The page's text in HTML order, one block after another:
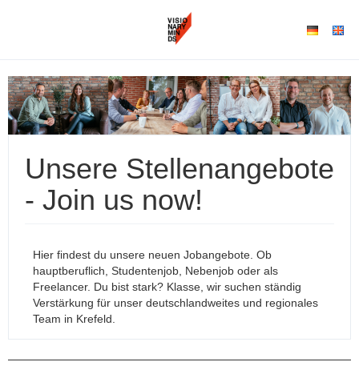
Unsere Stellenangebote
- Join us now!
Hier findest du unsere neuen Jobangebote. Ob
hauptberuflich, Studentenjob, Nebenjob oder als
Freelancer. Du bist stark? Klasse, wir suchen ständig
Verstärkung für unser deutschlandweites und regionales
Team in Krefeld.